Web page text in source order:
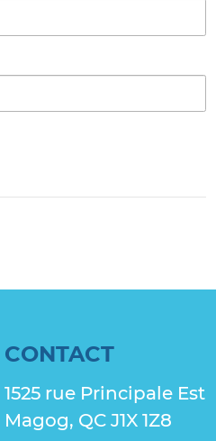
CONTACT
1525 rue Principale Est
Magog, QC J1X 1Z8